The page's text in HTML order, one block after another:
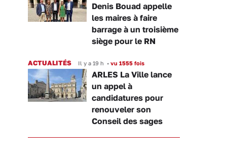
Denis Bouad appelle
les maires à faire
barrage à un troisième
siège pour le RN
ACTUALITÉS Il y a 19 h • vu 1555 fois
ARLES La Ville lance
un appel à
candidatures pour
renouveler son
Conseil des sages